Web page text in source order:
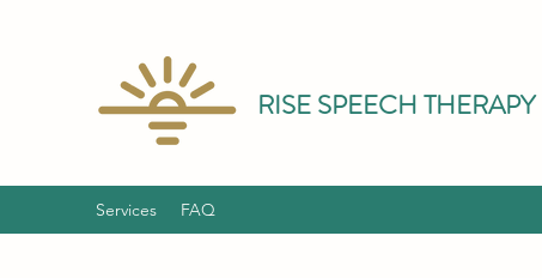
RISE SPEECH THERAPY
Services FAQ